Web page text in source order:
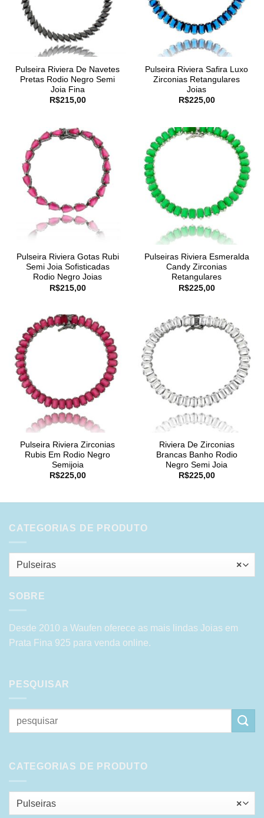
Pulseira Riviera De Navetes
Pretas Rodio Negro Semi
Joia Fina
R$215,00
Pulseira Riviera Safira Luxo
Zirconias Retangulares
Joias
R$225,00
Pulseira Riviera Gotas Rubi
Semi Joia Sofisticadas
Rodio Negro Joias
R$215,00
Pulseiras Riviera Esmeralda
Candy Zirconias
Retangulares
R$225,00
Pulseira Riviera Zirconias
Rubis Em Rodio Negro
Semijoia
R$225,00
Riviera De Zirconias
Brancas Banho Rodio
Negro Semi Joia
R$225,00
CATEGORIAS DE PRODUTO
×
Pulseiras
SOBRE
Desde 2010 a Waufen oferece as mais lindas Joias em
Prata Fina 925 para venda online.
PESQUISAR
Pesquisar
por:
CATEGORIAS DE PRODUTO
×
Pulseiras